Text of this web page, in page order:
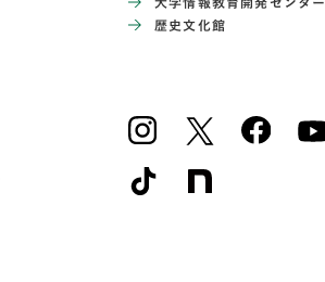
歴史文化館